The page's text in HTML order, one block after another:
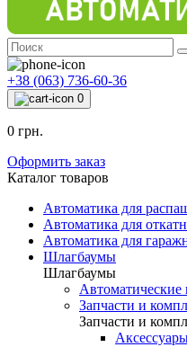
+38 (063) 736-60-36
0
0 грн.
Оформить заказ
Каталог товаров
Автоматика для
Автоматика для
Автоматика для
Шлагбаумы
Шлагбаумы
Запчасти и
Запчасти и